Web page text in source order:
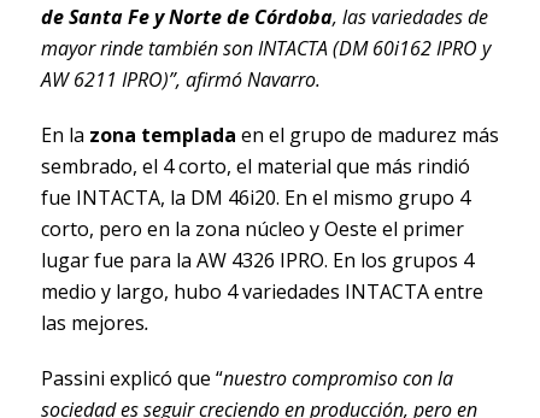
de Santa Fe y Norte de Córdoba, las variedades de
mayor rinde también son INTACTA (DM 60i162 IPRO y
AW 6211 IPRO)”, afirmó Navarro.
En la zona templada en el grupo de madurez más
sembrado, el 4 corto, el material que más rindió
fue INTACTA, la DM 46i20. En el mismo grupo 4
corto, pero en la zona núcleo y Oeste el primer
lugar fue para la AW 4326 IPRO. En los grupos 4
medio y largo, hubo 4 variedades INTACTA entre
las mejores.
Passini explicó que “nuestro compromiso con la
sociedad es seguir creciendo en producción, pero en